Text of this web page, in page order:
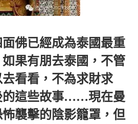
佛已經成為泰國最重
果有朋去泰國，不管
看看，不為求財求
的這些故事……現在曼
襲擊的陰影籠罩，但